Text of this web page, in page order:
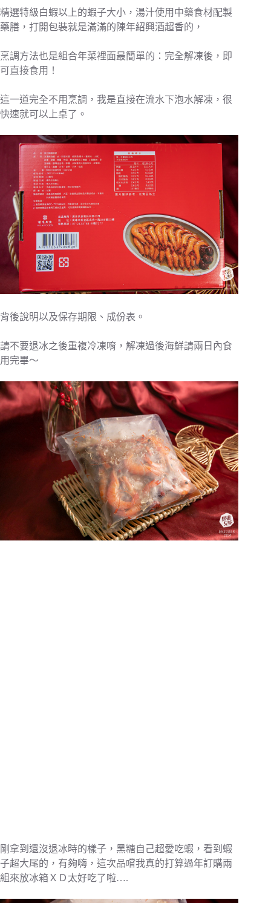
精選特級白蝦以上的蝦子大小，湯汁使用中藥食材配製
藥膳，打開包裝就是滿滿的陳年紹興酒超香的，
烹調方法也是組合年菜裡面最簡單的： 完全解凍後，即
可直接食用！
這一道完全不用烹調，我是直接在流水下泡水解凍，很
快速就可以上桌了。
背後說明以及保存期限、成份表。
請不要退冰之後重複冷凍唷，解凍過後海鮮請兩日內食
用完畢～
剛拿到還沒退冰時的樣子，黑糖自己超愛吃蝦，看到蝦
子超大尾的，有夠嗨，這次品嚐我真的打算過年訂購兩
組來放冰箱ＸＤ太好吃了啦….